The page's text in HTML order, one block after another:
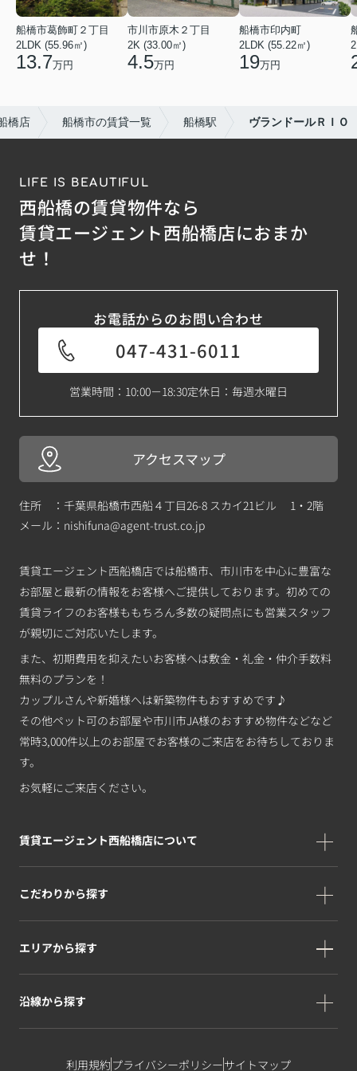
船橋市葛飾町２丁目
2LDK (55.96㎡)
13.7万円
市川市原木２丁目
2K (33.00㎡)
4.5万円
船橋市印内町
2LDK (55.22㎡)
19万円
橋店 船橋市の賃貸一覧 船橋駅 ヴランドールＲＩＯ
LIFE IS BEAUTIFUL
西船橋の賃貸物件なら
賃貸エージェント西船橋店におまか
せ！
お電話からのお問い合わせ
047-431-6011
営業時間：10:00－18:30定休日：毎週水曜日
アクセスマップ
住所 ：千葉県船橋市西船４丁目26-8 スカイ21ビル 1・2階
メール： nishifuna@agent-trust.co.jp
賃貸エージェント西船橋店では船橋市、市川市を中心に豊富な
お部屋と最新の情報をお客様へご提供しております。初めての
賃貸ライフのお客様ももちろん多数の疑問点にも営業スタッフ
が親切にご対応いたします。
また、初期費用を抑えたいお客様へは敷金・礼金・仲介手数料
無料のプランを！
カップルさんや新婚様へは新築物件もおすすめです♪
その他ペット可のお部屋や市川市JA様のおすすめ物件などなど
常時3,000件以上のお部屋でお客様のご来店をお待ちしておりま
す。
お気軽にご来店ください。
賃貸エージェント西船橋店について
こだわりから探す
エリアから探す
沿線から探す
利用規約プライバシーポリシーサイトマップ